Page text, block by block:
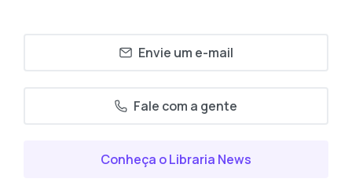
Envie um e-mail
Fale com a gente
Conheça o Libraria News